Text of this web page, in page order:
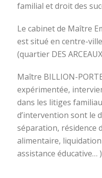
familial et droit des
Le cabinet de Maître
est situé en centre-
(quartier DES
Maître BILLION-
expérimentée,
dans les litiges
d’intervention sont le
séparation, résidence
alimentaire,
assistance éducative…